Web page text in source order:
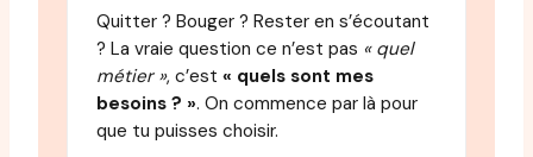
Quitter ? Bouger ? Rester en s’écoutant
? La vraie question ce n’est pas « quel
métier », c’est « quels sont mes
besoins ? ». On commence par là pour
que tu puisses choisir.